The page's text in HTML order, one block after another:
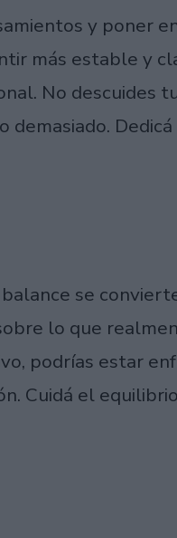
y poner
más estable y
No descuides
se
lo que
podrías estar
Cuidá el